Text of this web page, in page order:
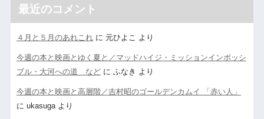
最近のコメント
４月と５月のあれこれに 元ひよこ より
今週の本と映画とゆく夏と／マッドハイジ・ミッションインポッシ
ブル・大河への道 などに ふなき より
今週の本と映画と高層階／吉村昭のゴールデンカムイ 「赤い人」
に ukasugaより